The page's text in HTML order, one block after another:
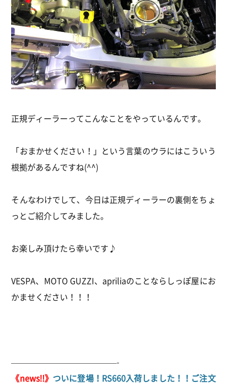
正規ディーラーってこんなことをやっているんです。
「おまかせください！」という言葉のウラにはこういう
根拠があるんですね(^^)
そんなわけでして、今日は正規ディーラーの裏側をちょ
っとご紹介してみました。
お楽しみ頂けたら幸いです♪
VESPA、MOTO GUZZI、apriliaのことならしっぽ屋にお
かませください！！！
—————————————-
《news!!》 ついに登場！RS660入荷しました！！ご注文